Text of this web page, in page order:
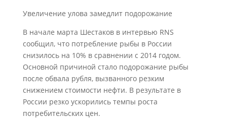
Увеличение улова замедлит подорожание
В начале марта Шестаков в интервью RNS
сообщил, что потребление рыбы в России
снизилось на 10% в сравнении с 2014 годом.
Основной причиной стало подорожание рыбы
после обвала рубля, вызванного резким
снижением стоимости нефти. В результате в
России резко ускорились темпы роста
потребительских цен.